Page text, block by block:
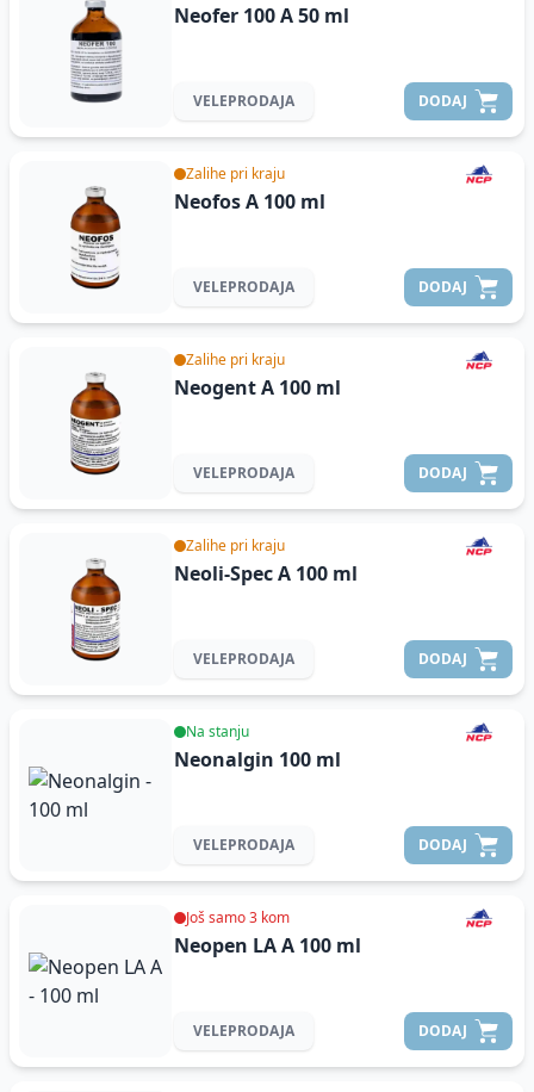
Neofer 100 A50 ml
VELEPRODAJA DODAJ
Zalihe pri kraju
Neofos A 100 ml
VELEPRODAJA DODAJ
Zalihe pri kraju
Neogent A 100 ml
VELEPRODAJA DODAJ
Zalihe pri kraju
Neoli-Spec A 100 ml
VELEPRODAJA DODAJ
Na stanju
Neonalgin 100 ml
VELEPRODAJA DODAJ
Još samo 3 kom
Neopen LA A 100 ml
VELEPRODAJA DODAJ